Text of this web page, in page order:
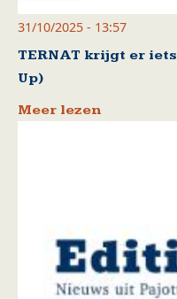
31/10/2025 - 13:57
TERNAT krijgt er
Up)
Meer lezen